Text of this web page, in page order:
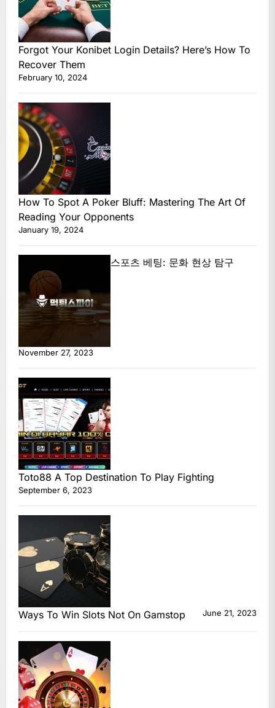
Forgot Your Konibet Login Details? Here’s How To
Recover Them
February 10, 2024
How To Spot A Poker Bluff: Mastering The Art Of
Reading Your Opponents
January 19, 2024
스포츠 베팅: 문화 현상 탐구
November 27, 2023
Toto88 A Top Destination To Play Fighting
September 6, 2023
Ways To Win Slots Not On Gamstop June 21, 2023